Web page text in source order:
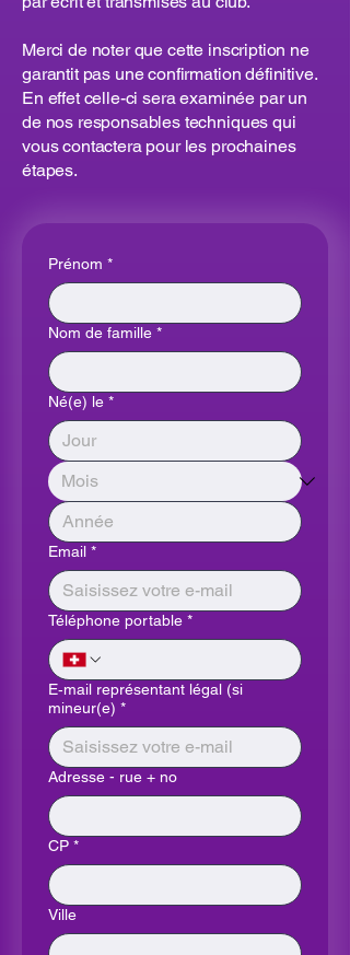
Merci de noter que cette inscription ne
garantit pas une confirmation définitive.
En effet celle-ci sera examinée par un
de nos responsables techniques qui
vous contactera pour les prochaines
étapes.
Prénom *
Nom de famille *
Né(e) le *
Email *
Téléphone portable *
E‑mail représentant légal (si
mineur(e) *
Adresse - rue + no
CP *
Ville